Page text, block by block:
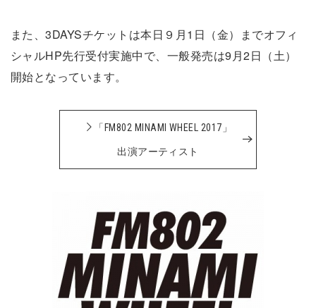
また、3DAYSチケットは本日９月1日（金）までオフィ
シャルHP先行受付実施中で、一般発売は9月2日（土）
開始となっています。
「FM802 MINAMI WHEEL 2017」
出演アーティスト